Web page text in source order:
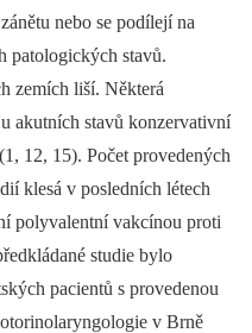
nebo se podílejí na
patologických stavů.
zemích liší. Některá
akutních stavů konzervativní
12, 15). Počet provedených
klesá v posledních létech
polyvalentní vakcínou proti
studie bylo
pacientů s provedenou
v Brně